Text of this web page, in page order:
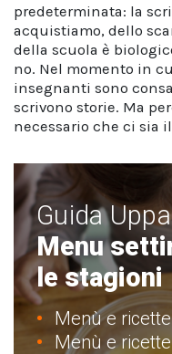
predeterminata: la
acquistiamo, dello
della scuola è
no. Nel momento in
insegnanti sono
scrivono storie. Ma
necessario che ci sia il
Guida Uppa
Menu
le stagioni
Menù e
Menù e